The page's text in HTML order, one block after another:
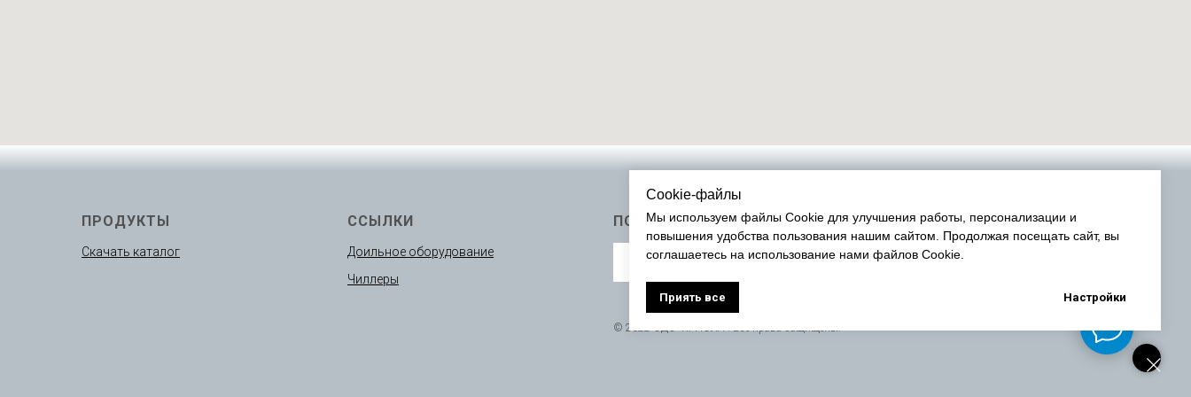
Cookie-файлы
Мы используем файлы Cookie для улучшения работы, персонализации и
повышения удобства пользования нашим сайтом. Продолжая посещать сайт, вы
соглашаетесь на использование нами файлов Cookie.
Приять все Настройки
ПРОДУКТЫ
Скачать каталог
ССЫЛКИ
Доильное оборудование
Чиллеры
ПОДПИСАТЬСЯ
© 2022 ОДО “КРИОЛА”. Все права защищены.